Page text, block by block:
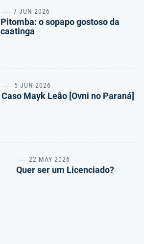
7 JUN 2026
Pitomba: o sopapo gostoso da
caatinga
5 JUN 2026
Caso Mayk Leão [Ovni no Paraná]
22 MAY 2026
Quer ser um Licenciado?